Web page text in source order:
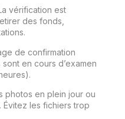
vérification est
des fonds,
de confirmation
en cours d’examen
photos en plein jour ou
Évitez les fichiers trop